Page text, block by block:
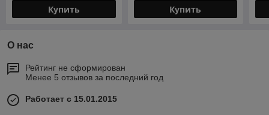
Купить Купить
О нас
Рейтинг не сформирован
Менее 5 отзывов за последний год
Работает с 15.01.2015